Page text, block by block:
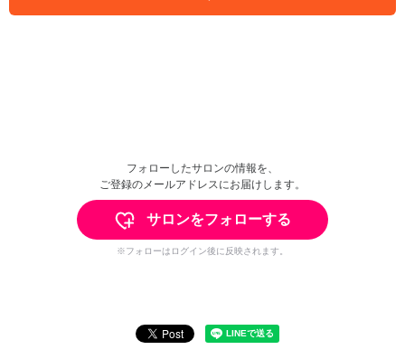
フォローしたサロンの情報を、
ご登録のメールアドレスにお届けします。
サロンをフォローする
※フォローはログイン後に反映されます。